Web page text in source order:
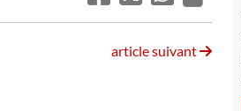
article suivant